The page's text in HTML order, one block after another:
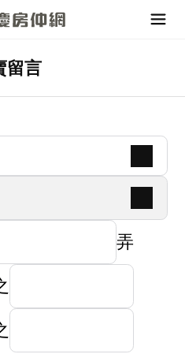
留言
弄